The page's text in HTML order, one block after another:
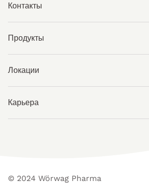
Контакты
Продукты
Локации
Карьера
© 2024 Wörwag Pharma